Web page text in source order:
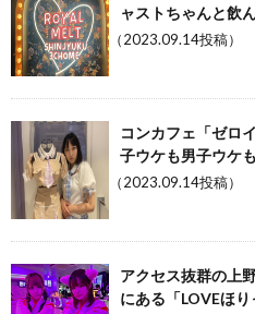
ャストちゃんと飲
（2023.09.14投稿）
コンカフェ「ゼロ
子ウケも男子ウケ
（2023.09.14投稿）
アクセス抜群の上
にある「LOVEほり